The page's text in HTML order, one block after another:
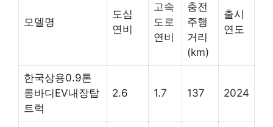
모델명
도심
연비
고속
도로
연비
충전
주행
거리
(km)
출시
연도
한국상용0.9톤
롱바디EV내장탑
트럭
2.6 1.7 137 2024